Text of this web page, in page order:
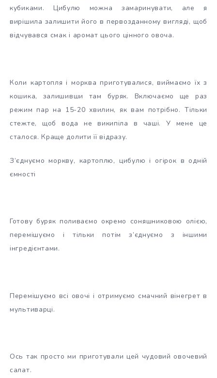
кубиками. Цибулю можна замаринувати, але я
вирішила залишити його в первозданному вигляді, щоб
відчувався смак і аромат цього цінного овоча.
Коли картопля і морква приготувалися, виймаємо їх з
кошика, залишивши там буряк. Включаємо ще раз
режим пар на 15-20 хвилин, як вам потрібно. Тільки
стежте, щоб вода не википіла в чаші. У мене це
сталося. Краще долити її відразу.
З’єднуємо моркву, картоплю, цибулю і огірок в одній
ємності
Готову буряк поливаємо окремо соняшниковою олією,
перемішуємо і тільки потім з’єднуємо з іншими
інгредієнтами.
Перемішуємо всі овочі і отримуємо смачний вінегрет в
мультиварці.
Ось так просто ми приготували цей чудовий овочевий
салат.